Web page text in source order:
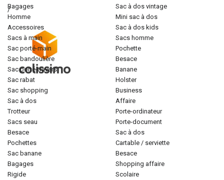
/ bagages
homme
accessoires
sacs à main
sac porté-main
sac bandoulière
sac porté-travers
sac rabat
sac shopping
sac à dos
trotteur
sacs seau
besace
pochettes
sac banane
bagages
rigide
sac à dos vintage
mini sac à dos
sac à dos kids
sacs homme
pochette
besace
banane
holster
business
affaire
porte-ordinateur
porte-document
sac à dos
cartable / serviette
besace
shopping affaire
scolaire